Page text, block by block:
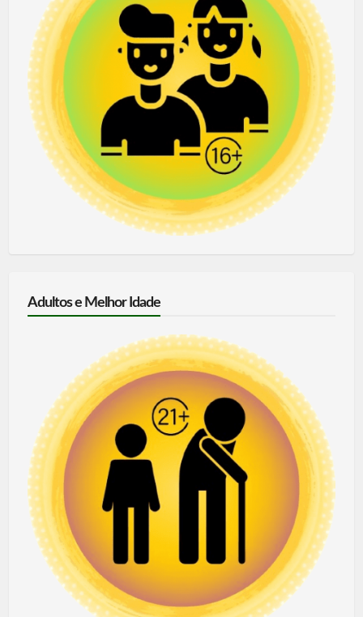
Adultos e Melhor Idade